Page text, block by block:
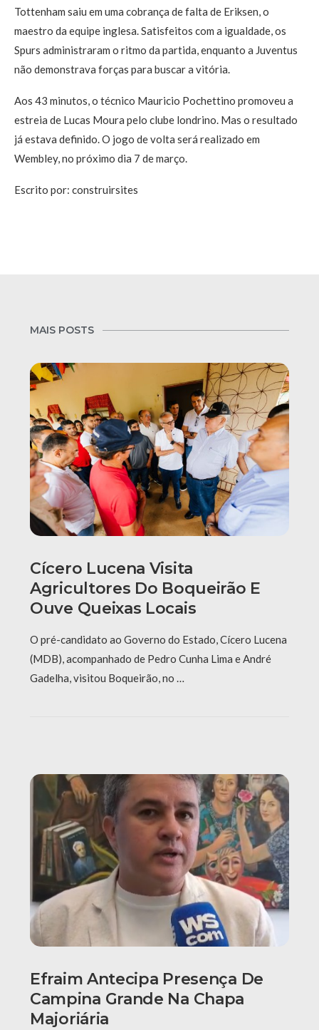
Tottenham saiu em uma cobrança de falta de Eriksen, o
maestro da equipe inglesa. Satisfeitos com a igualdade, os
Spurs administraram o ritmo da partida, enquanto a Juventus
não demonstrava forças para buscar a vitória.
Aos 43 minutos, o técnico Mauricio Pochettino promoveu a
estreia de Lucas Moura pelo clube londrino. Mas o resultado
já estava definido. O jogo de volta será realizado em
Wembley, no próximo dia 7 de março.
Escrito por: construirsites
MAIS POSTS
Cícero Lucena Visita
Agricultores Do Boqueirão E
Ouve Queixas Locais
O pré-candidato ao Governo do Estado, Cícero Lucena
(MDB), acompanhado de Pedro Cunha Lima e André
Gadelha, visitou Boqueirão, no …
Efraim Antecipa Presença De
Campina Grande Na Chapa
Majoriária